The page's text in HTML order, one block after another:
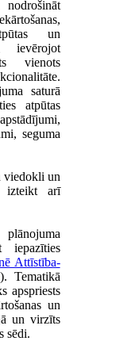
un
ievērojot
vienots
saturā
atpūtas
seguma
viedokli un
izteikt arī
iepazīties
Attīstība-
). Tematikā
apspriests
un
un virzīts
sēdi.